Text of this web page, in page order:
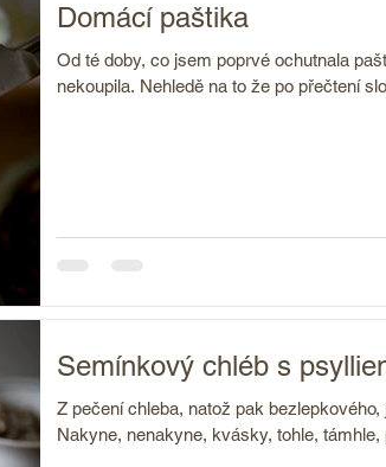
Domácí paštika
Od té doby, co jsem poprvé ochutnala
nekoupila. Nehledě na to že po přečtení
Semínkový chléb s
Z pečení chleba, natož pak
Nakyne, nenakyne, kvásky, tohle, támhle,